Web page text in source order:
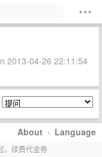
2013-04-26 22:11:54
About · Language
，续费代金券